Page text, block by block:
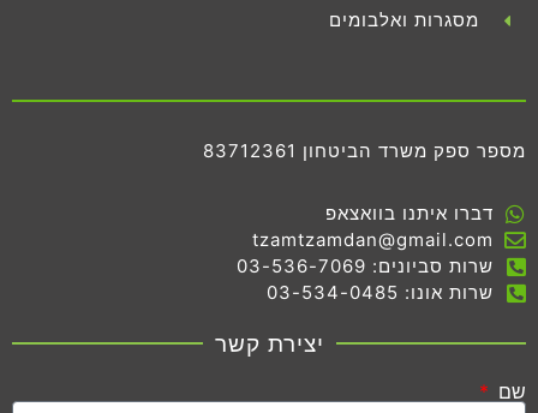
מסגרות ואלבומים
מספר ספק משרד הביטחון 83712361
דברו איתנו בוואצאפ
tzamtzamdan@gmail.com
שרות סביונים: 03-536-7069
שרות אונו: 03-534-0485
יצירת קשר
שם